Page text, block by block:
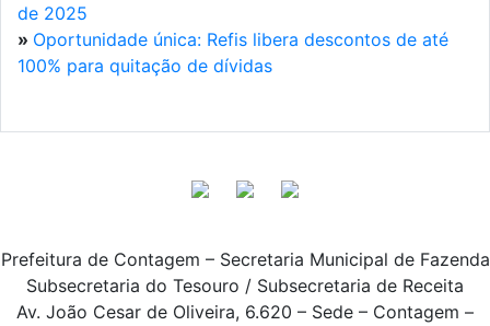
de 2025
» Oportunidade única: Refis libera descontos de até
100% para quitação de dívidas
Prefeitura de Contagem – Secretaria Municipal de Fazenda
Subsecretaria do Tesouro / Subsecretaria de Receita
Av. João Cesar de Oliveira, 6.620 – Sede – Contagem –